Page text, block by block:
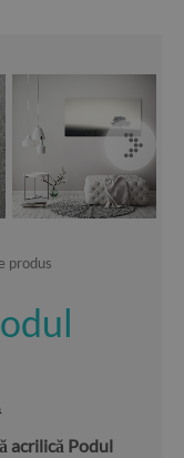
produs
acrilică Podul